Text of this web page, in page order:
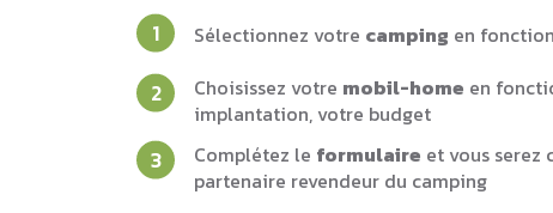
Sélectionnez votre camping en
Choisissez votre mobil-home en
implantation, votre budget
Complétez le formulaire et vous serez
partenaire revendeur du camping